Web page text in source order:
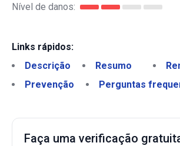
Nível de danos:
Links rápidos:
Descrição
Resumo
Prevenção
Perguntas
Faça uma verificação